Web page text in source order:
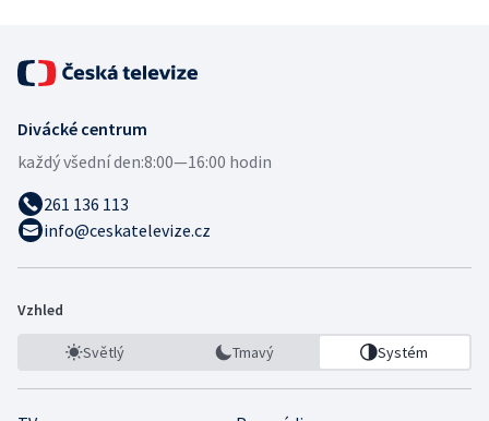
Divácké centrum
každý všední den:8:00—16:00 hodin
261 136 113
info@ceskatelevize.cz
Vzhled
Světlý Tmavý Systém